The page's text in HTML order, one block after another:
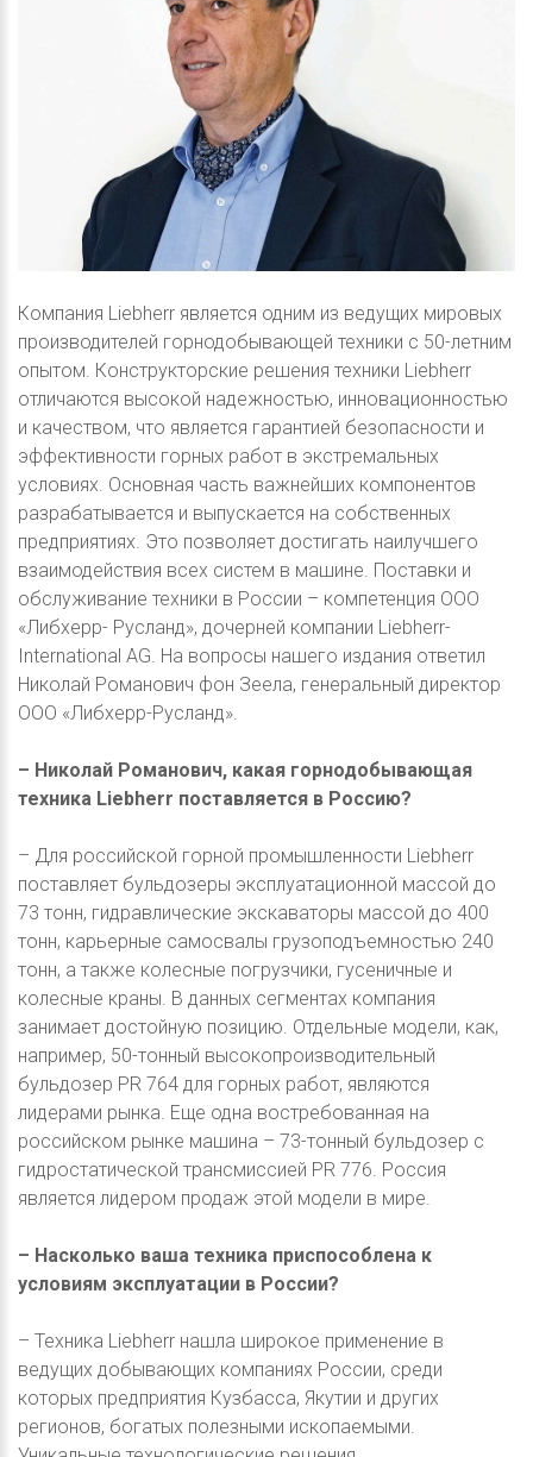
Компания Liebherr является одним из ведущих мировых
производителей горнодобывающей техники с 50-летним
опытом. Конструкторские решения техники Liebherr
отличаются высокой надежностью, инновационностью
и качеством, что является гарантией безопасности и
эффективности горных работ в экстремальных
условиях. Основная часть важнейших компонентов
разрабатывается и выпускается на собственных
предприятиях. Это позволяет достигать наилучшего
взаимодействия всех систем в машине. Поставки и
обслуживание техники в России – компетенция ООО
«Либхерр- Русланд», дочерней компании Liebherr-
International AG. На вопросы нашего издания ответил
Николай Романович фон Зеела, генеральный директор
ООО «Либхерр-Русланд».
– Николай Романович, какая горнодобывающая
техника Liebherr поставляется в Россию?
– Для российской горной промышленности Liebherr
поставляет бульдозеры эксплуатационной массой до
73 тонн, гидравлические экскаваторы массой до 400
тонн, карьерные самосвалы грузоподъемностью 240
тонн, а также колесные погрузчики, гусеничные и
колесные краны. В данных сегментах компания
занимает достойную позицию. Отдельные модели, как,
например, 50-тонный высокопроизводительный
бульдозер PR 764 для горных работ, являются
лидерами рынка. Еще одна востребованная на
российском рынке машина – 73-тонный бульдозер с
гидростатической трансмиссией PR 776. Россия
является лидером продаж этой модели в мире.
– Насколько ваша техника приспособлена к
условиям эксплуатации в России?
– Техника Liebherr нашла широкое применение в
ведущих добывающих компаниях России, среди
которых предприятия Кузбасса, Якутии и других
регионов, богатых полезными ископаемыми.